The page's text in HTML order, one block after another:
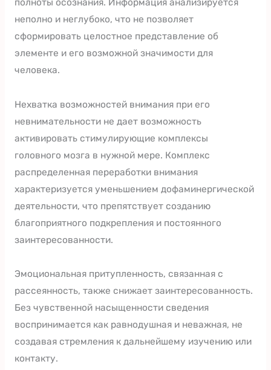
полноты осознания. Информация анализируется
неполно и неглубоко, что не позволяет
сформировать целостное представление об
элементе и его возможной значимости для
человека.
Нехватка возможностей внимания при его
невнимательности не дает возможность
активировать стимулирующие комплексы
головного мозга в нужной мере. Комплекс
распределенная переработки внимания
характеризуется уменьшением дофаминергической
деятельности, что препятствует созданию
благоприятного подкрепления и постоянного
заинтересованности.
Эмоциональная притупленность, связанная с
рассеянность, также снижает заинтересованность.
Без чувственной насыщенности сведения
воспринимается как равнодушная и неважная, не
создавая стремления к дальнейшему изучению или
контакту.